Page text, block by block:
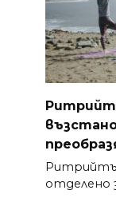
отделено